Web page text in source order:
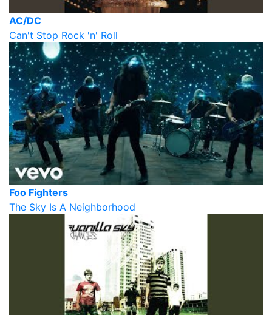
AC/DC
Can't Stop Rock 'n' Roll
Foo Fighters
The Sky Is A Neighborhood